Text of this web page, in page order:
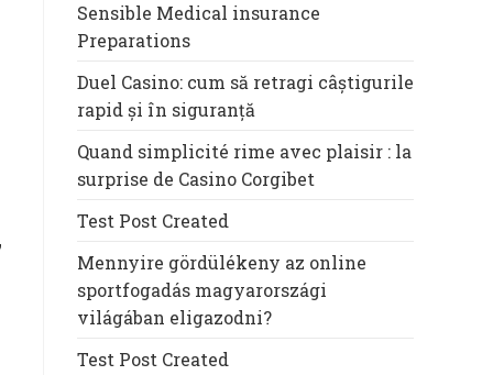
Sensible Medical insurance
Preparations
Duel Casino: cum să retragi câștigurile
rapid și în siguranță
Quand simplicité rime avec plaisir : la
surprise de Casino Corgibet
Test Post Created
Mennyire gördülékeny az online
sportfogadás magyarországi
világában eligazodni?
Test Post Created